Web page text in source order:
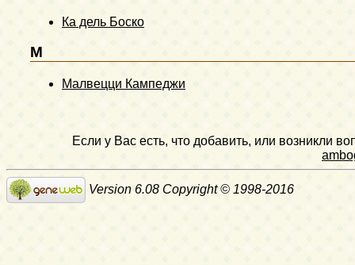
Ка дель Боско
M
Малвецци Кампеджи
Если у Вас есть, что добавить, или возникли
Version 6.08 Copyright © 1998-2016